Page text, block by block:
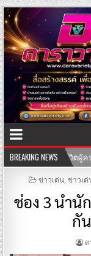
BREAKING NEWS
แพทย์แผนจีนและแพทย์
POSTED
ข่าวเด่น, ข่าวเ
ช่อง 3 นำนั
กั